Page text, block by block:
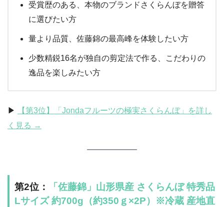
受賞歴のある、本物のブランドさくらんぼを贈答
に選びたい方
量より品質、佐藤錦の最高峰を体験したい方
少数精鋭16名が独自の剪定法で作る、こだわりの
逸品を楽しみたい方
▶︎
【第3位】「Jondaフルーツの極実さくらんぼ」を詳し
く見る →
第2位：
「佐藤錦」山形県産 さくらんぼ 特秀品
Lサイズ 約700g（約350ｇ×2P）※冷蔵 産地直